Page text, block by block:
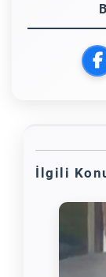
İlgili